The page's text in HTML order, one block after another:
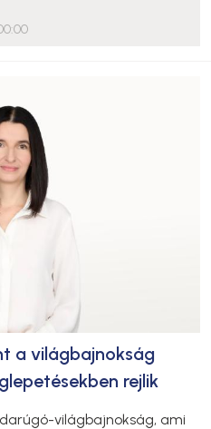
a világbajnokság
rejlik
világbajnokság, ami